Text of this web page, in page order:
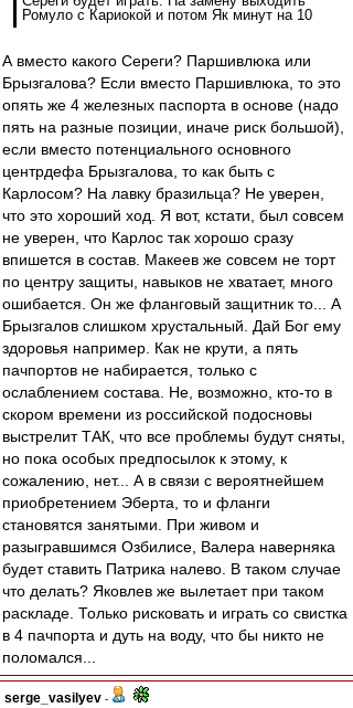
Ромуло с Кариокой и потом Як минут на 10
А вместо какого Сереги? Паршивлюка или
Брызгалова? Если вместо Паршивлюка, то это
опять же 4 железных паспорта в основе (надо
пять на разные позиции, иначе риск большой),
если вместо потенциального основного
центрдефа Брызгалова, то как быть с
Карлосом? На лавку бразильца? Не уверен,
что это хороший ход. Я вот, кстати, был совсем
не уверен, что Карлос так хорошо сразу
впишется в состав. Макеев же совсем не торт
по центру защиты, навыков не хватает, много
ошибается. Он же фланговый защитник то... А
Брызгалов слишком хрустальный. Дай Бог ему
здоровья например. Как не крути, а пять
пачпортов не набирается, только с
ослаблением состава. Не, возможно, кто-то в
скором времени из российской подосновы
выстрелит ТАК, что все проблемы будут сняты,
но пока особых предпосылок к этому, к
сожалению, нет... А в связи с вероятнейшем
приобретением Эберта, то и фланги
становятся занятыми. При живом и
разыгравшимся Озбилисе, Валера наверняка
будет ставить Патрика налево. В таком случае
что делать? Яковлев же вылетает при таком
раскладе. Только рисковать и играть со свистка
в 4 пачпорта и дуть на воду, что бы никто не
поломался...
serge_vasilyev -